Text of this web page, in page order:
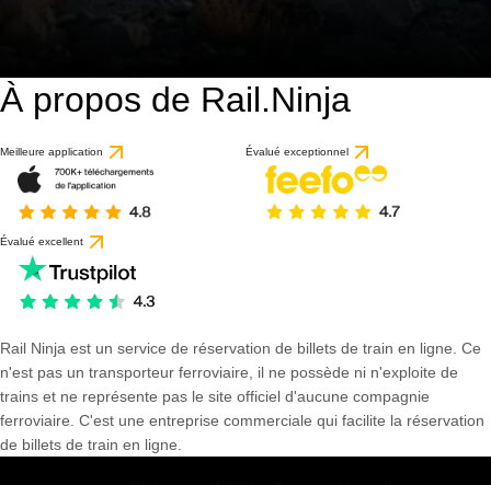
À propos de Rail.Ninja
Meilleure application Évalué exceptionnel
Évalué excellent
Rail Ninja est un service de réservation de billets de train en ligne. Ce
n'est pas un transporteur ferroviaire, il ne possède ni n'exploite de
trains et ne représente pas le site officiel d'aucune compagnie
ferroviaire. C'est une entreprise commerciale qui facilite la réservation
de billets de train en ligne.